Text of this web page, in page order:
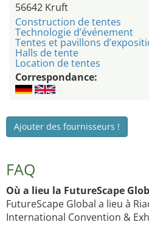
56642 Kruft
Construction de tentes
Technologie d’événement
Tentes et pavillons
Halls de tente
Location de tentes
Correspondance:
Ajouter des fournisseurs !
FAQ
Où a lieu la FutureScape
FutureScape Global a lieu à
International Convention &